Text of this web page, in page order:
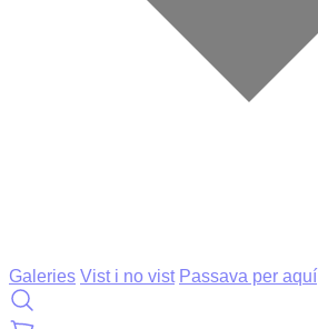
Galeries Vist i no vist Passava per aquí